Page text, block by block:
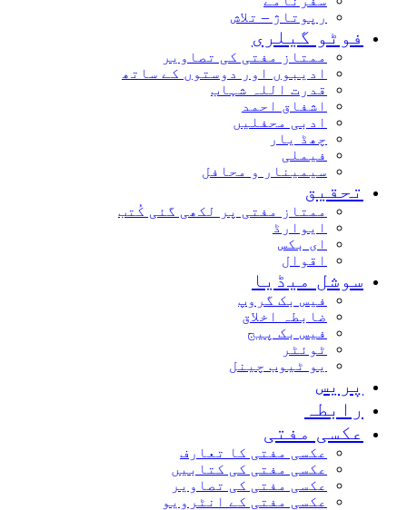
رپوتاژ – تلاش
فوٹو گیلری
ممتاز مفتی کی تصاویر
ادیبوں اور دوستوں کے ساتھ
قدرت اللہ شہاب
اشفاق احمد
ادبی محفلیں
چھڈ یار
فیملی
سیمینار و محافل
تحقیق
ممتاز مفتی پر لکھی گئی کُتب
ایوارڈ
ای بکس
اقوال
سوشل میڈیا
فیس بک گروپ
ضابطہ اخلاق
فیس بک پیج
ٹوئٹر
یو ٹیوب چینل
پریس
رابطہ
عکسی مفتی
عکسی مفتی کا تعارف
عکسی مفتی کی کتابیں
عکسی مفتی کی تصاویر
عکسی مفتی کے انٹرویو